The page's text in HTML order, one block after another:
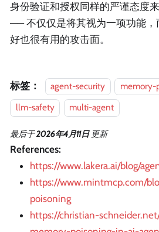
身份验证和授权同样的严谨态度
—— 不仅仅是将其视为一项功能，
好也很有用的攻击面。
标签： agent-security
memory-
llm-safety
multi-agent
最后于2026年4月11日 更新
References:
https://www.lakera.ai/blog/
https://www.mintmcp.com/
poisoning
https://christian-